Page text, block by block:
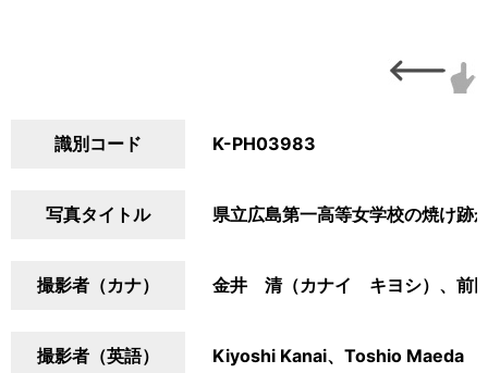
識別コード K-PH03983
写真タイトル 県立広島第一高等女学校の焼け跡
撮影者（カナ） 金井 清（カナイ キヨシ）、前
撮影者（英語） Kiyoshi Kanai、Toshio Maeda